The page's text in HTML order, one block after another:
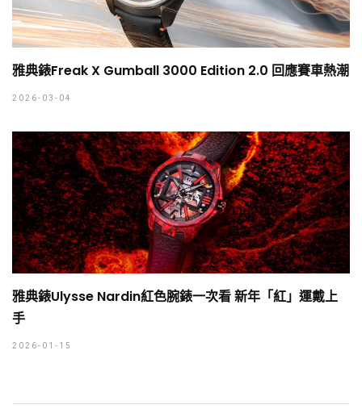
雅典錶Freak X Gumball 3000 Edition 2.0 回應賽車熱潮
2026-03-04
雅典錶Ulysse Nardin紅色腕錶一次看 新年「紅」運戴上
手
2026-01-15